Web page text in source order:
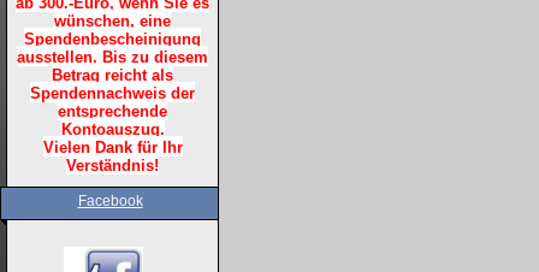
wünschen, eine
Spendenbescheinigung
ausstellen. Bis zu diesem
Betrag reicht als
Spendennachweis der
entsprechende
Kontoauszug.
Vielen Dank für Ihr
Verständnis!
Facebook